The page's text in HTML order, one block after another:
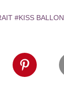
#KISS BALLON